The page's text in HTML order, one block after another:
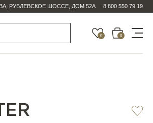
РУБЛЕВСКОЕ ШОССЕ, ДОМ 52А 8 800 550 79 19
0 0